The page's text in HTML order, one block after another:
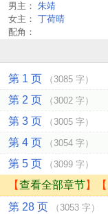
男主： 朱靖
女主： 丁荷晴
配角：
第 1 页 （3085 字）
第 2 页 （3002 字）
第 3 页 （3005 字）
第 4 页 （3054 字）
第 5 页 （3099 字）
【查看全部章节】【
第 28 页
（3053 字）